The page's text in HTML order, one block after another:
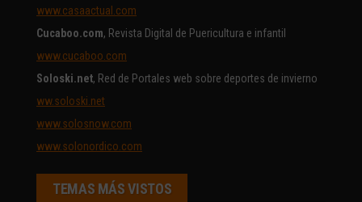
www.casaactual.com
Cucaboo.com, Revista Digital de Puericultura e infantil
www.cucaboo.com
Soloski.net, Red de Portales web sobre deportes de invierno
ww.soloski.net
www.solosnow.com
www.solonordico.com
TEMAS MÁS VISTOS